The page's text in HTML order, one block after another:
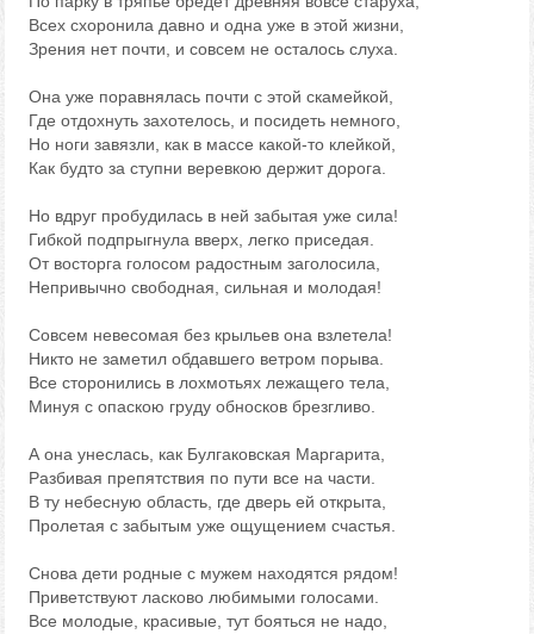
Всех схоронила давно и одна уже в этой жизни,
Зрения нет почти, и совсем не осталось слуха.
Она уже поравнялась почти с этой скамейкой,
Где отдохнуть захотелось, и посидеть немного,
Но ноги завязли, как в массе какой-то клейкой,
Как будто за ступни веревкою держит дорога.
Но вдруг пробудилась в ней забытая уже сила!
Гибкой подпрыгнула вверх, легко приседая.
От восторга голосом радостным заголосила,
Непривычно свободная, сильная и молодая!
Совсем невесомая без крыльев она взлетела!
Никто не заметил обдавшего ветром порыва.
Все сторонились в лохмотьях лежащего тела,
Минуя с опаскою груду обносков брезгливо.
А она унеслась, как Булгаковская Маргарита,
Разбивая препятствия по пути все на части.
В ту небесную область, где дверь ей открыта,
Пролетая с забытым уже ощущением счастья.
Снова дети родные с мужем находятся рядом!
Приветствуют ласково любимыми голосами.
Все молодые, красивые, тут бояться не надо,